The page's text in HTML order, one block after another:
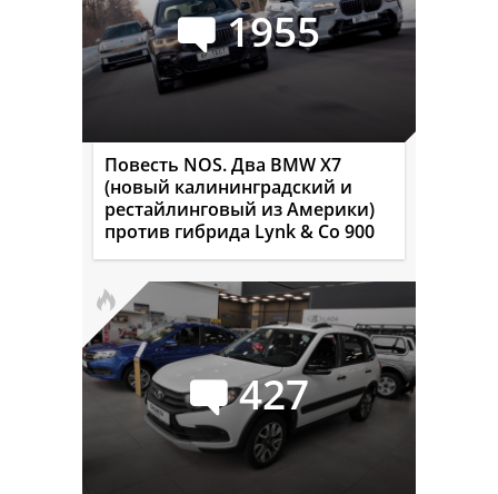
1955
Повесть NOS. Два BMW X7
(новый калининградский и
рестайлинговый из Америки)
против гибрида Lynk & Co 900
427